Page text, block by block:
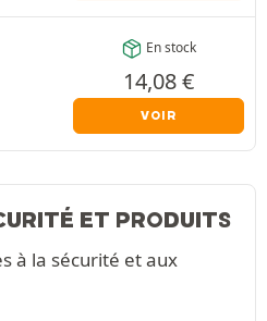
En stock
14,08€
VOIR
ET PRODUITS
à la sécurité et aux